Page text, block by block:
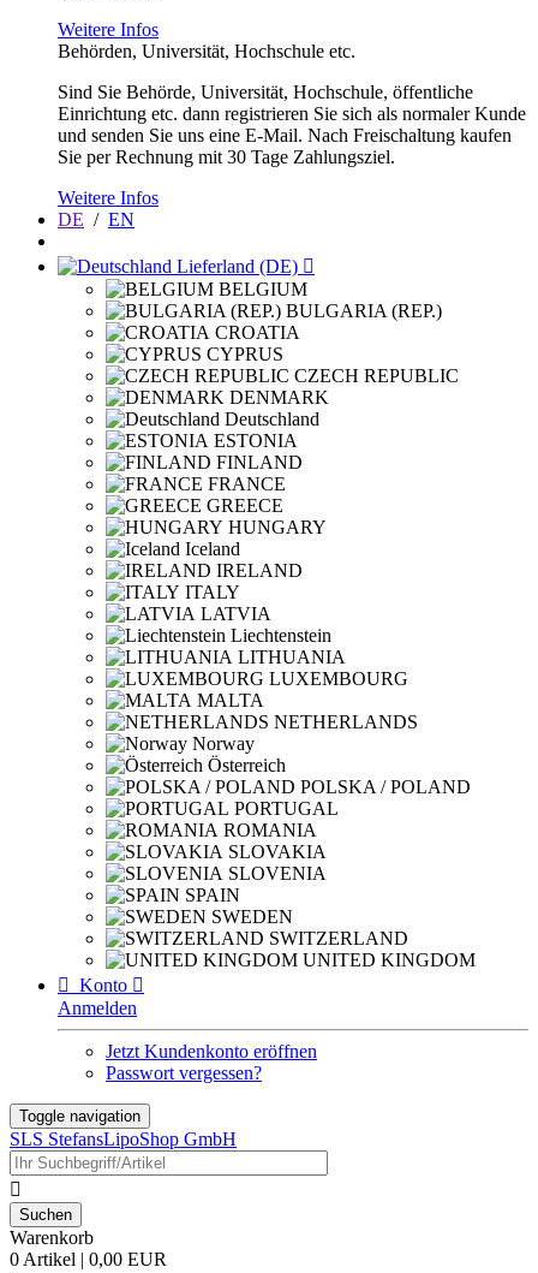
Weitere Infos
Behörden, Universität, Hochschule etc.
Sind Sie Behörde, Universität, Hochschule, öffentliche
Einrichtung etc. dann registrieren Sie sich als normaler Kunde
und senden Sie uns eine E-Mail. Nach Freischaltung kaufen
Sie per Rechnung mit 30 Tage Zahlungsziel.
Weitere Infos
DE / EN
Lieferland (DE) 
BELGIUM
BULGARIA (REP.)
CROATIA
CYPRUS
CZECH REPUBLIC
DENMARK
Deutschland
ESTONIA
FINLAND
FRANCE
GREECE
HUNGARY
Iceland
IRELAND
ITALY
LATVIA
Liechtenstein
LITHUANIA
LUXEMBOURG
MALTA
NETHERLANDS
Norway
Österreich
POLSKA / POLAND
PORTUGAL
ROMANIA
SLOVAKIA
SLOVENIA
SPAIN
SWEDEN
SWITZERLAND
UNITED KINGDOM
 Konto 
Anmelden
Jetzt Kundenkonto eröffnen
Passwort vergessen?
Toggle navigation
SLS StefansLipoShop GmbH

Warenkorb
0 Artikel | 0,00 EUR